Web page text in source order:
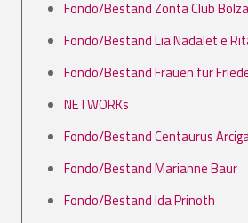
Fondo/Bestand Zonta Club
Fondo/Bestand Lia Nadalet e
Fondo/Bestand Frauen für
NETWORKs
Fondo/Bestand Centaurus
Fondo/Bestand Marianne Baur
Fondo/Bestand Ida Prinoth